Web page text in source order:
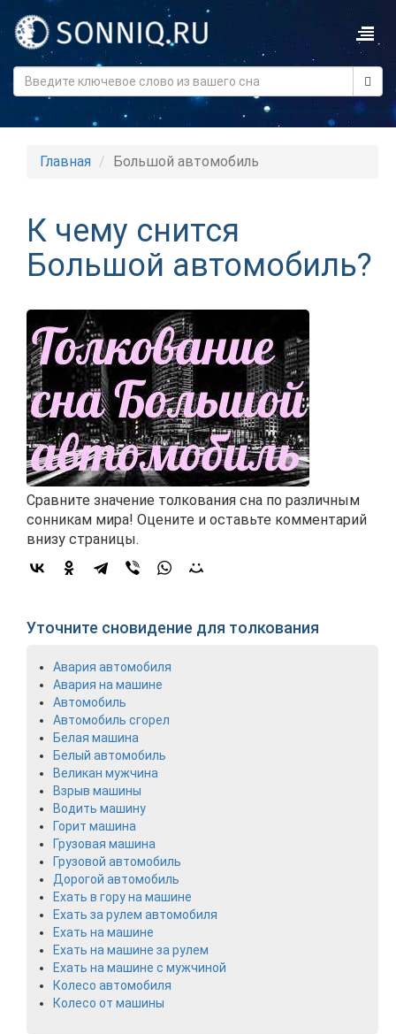
Главная Большой автомобиль
К чему снится
Большой автомобиль?
Сравните значение толкования сна по различным
сонникам мира! Оцените и оставьте комментарий
внизу страницы.
Уточните сновидение для толкования
Авария автомобиля
Авария на машине
Автомобиль
Автомобиль сгорел
Белая машина
Белый автомобиль
Великан мужчина
Взрыв машины
Водить машину
Горит машина
Грузовая машина
Грузовой автомобиль
Дорогой автомобиль
Ехать в гору на машине
Ехать за рулем автомобиля
Ехать на машине
Ехать на машине за рулем
Ехать на машине с мужчиной
Колесо автомобиля
Колесо от машины